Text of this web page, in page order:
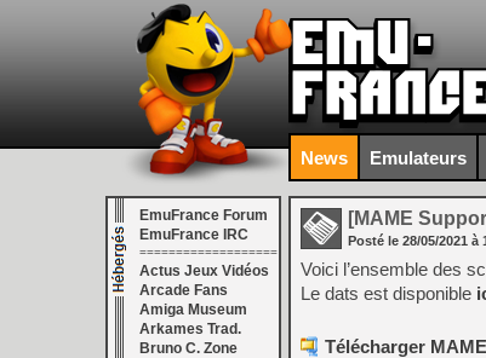
News Emulateurs
EmuFrance Forum
EmuFrance IRC
===================
Actus Jeux Vidéos
Arcade Fans
Amiga Museum
Arkames Trad.
Bruno C. Zone
[MAME
Posté le 28/05/2021 à
Voici l’ensemble des
Le dats est disponible
Télécharger